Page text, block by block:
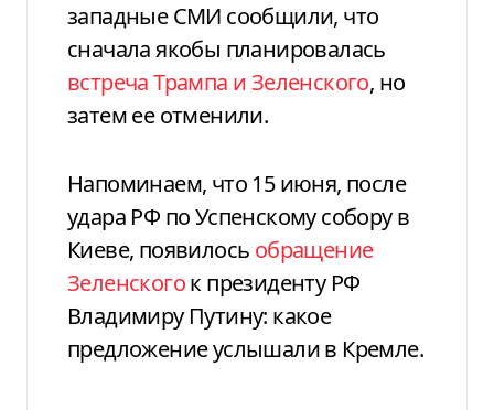
западные СМИ сообщили, что
сначала якобы планировалась
встреча Трампа и Зеленского, но
затем ее отменили.
Напоминаем, что 15 июня, после
удара РФ по Успенскому собору в
Киеве, появилось обращение
Зеленскогок президенту РФ
Владимиру Путину: какое
предложение услышали в Кремле.